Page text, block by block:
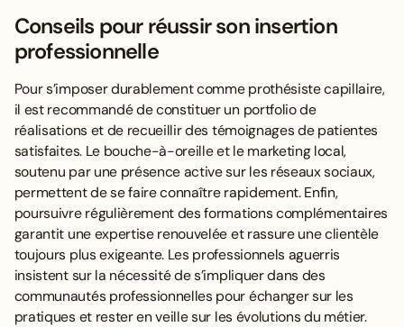
Conseils pour réussir son insertion
professionnelle
Pour s’imposer durablement comme prothésiste capillaire,
il est recommandé de constituer un portfolio de
réalisations et de recueillir des témoignages de patientes
satisfaites. Le bouche-à-oreille et le marketing local,
soutenu par une présence active sur les réseaux sociaux,
permettent de se faire connaître rapidement. Enfin,
poursuivre régulièrement des formations complémentaires
garantit une expertise renouvelée et rassure une clientèle
toujours plus exigeante. Les professionnels aguerris
insistent sur la nécessité de s’impliquer dans des
communautés professionnelles pour échanger sur les
pratiques et rester en veille sur les évolutions du métier.